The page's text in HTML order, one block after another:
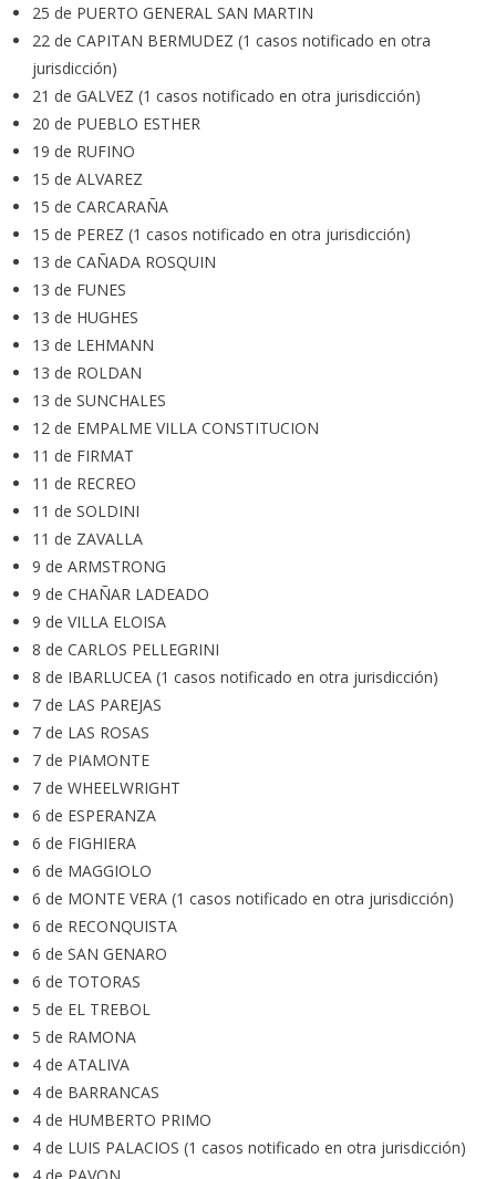
25 de PUERTO GENERAL SAN MARTIN
22 de CAPITAN BERMUDEZ (1 casos notificado en otra
jurisdicción)
21 de GALVEZ (1 casos notificado en otra jurisdicción)
20 de PUEBLO ESTHER
19 de RUFINO
15 de ALVAREZ
15 de CARCARAÑA
15 de PEREZ (1 casos notificado en otra jurisdicción)
13 de CAÑADA ROSQUIN
13 de FUNES
13 de HUGHES
13 de LEHMANN
13 de ROLDAN
13 de SUNCHALES
12 de EMPALME VILLA CONSTITUCION
11 de FIRMAT
11 de RECREO
11 de SOLDINI
11 de ZAVALLA
9 de ARMSTRONG
9 de CHAÑAR LADEADO
9 de VILLA ELOISA
8 de CARLOS PELLEGRINI
8 de IBARLUCEA (1 casos notificado en otra jurisdicción)
7 de LAS PAREJAS
7 de LAS ROSAS
7 de PIAMONTE
7 de WHEELWRIGHT
6 de ESPERANZA
6 de FIGHIERA
6 de MAGGIOLO
6 de MONTE VERA (1 casos notificado en otra jurisdicción)
6 de RECONQUISTA
6 de SAN GENARO
6 de TOTORAS
5 de EL TREBOL
5 de RAMONA
4 de ATALIVA
4 de BARRANCAS
4 de HUMBERTO PRIMO
4 de LUIS PALACIOS (1 casos notificado en otra jurisdicción)